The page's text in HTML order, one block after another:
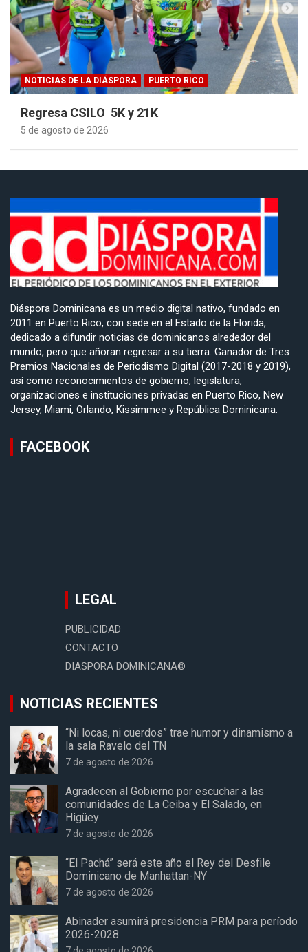
NOTICIAS DE LA DIÁSPORA PUERTO RICO
Regresa CSILO 5K y 21K
5 de agosto de 2026
Diáspora Dominicana es un medio digital nativo, fundado en
2011 en Puerto Rico, con sede en el Estado de la Florida,
dedicado a difundir noticias de dominicanos alrededor del
mundo, pero que añoran regresar a su tierra. Ganador de Tres
Premios Nacionales de Periodismo Digital (2017-2018 y 2019),
así como reconocimientos de gobierno, legislatura,
organizaciones e instituciones privadas en Puerto Rico, New
Jersey, Miami, Orlando, Kissimmee y República Dominicana.
FACEBOOK
LEGAL
PUBLICIDAD
CONTACTO
DIASPORA DOMINICANA©
NOTICIAS RECIENTES
“Ni locas, ni cuerdos” trae humor y dinamismo a
la sala Ravelo del TN
7 de agosto de 2026
Agradecen al Gobierno por escuchar a las
comunidades de La Ceiba y El Salado, en
Higüey
7 de agosto de 2026
“El Pachá” será este año el Rey del Desfile
Dominicano de Manhattan-NY
7 de agosto de 2026
Abinader asumirá presidencia PRM para período
2026-2028